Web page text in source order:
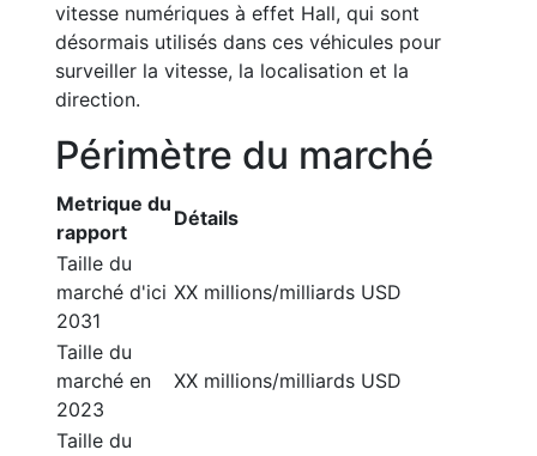
vitesse numériques à effet Hall, qui sont
désormais utilisés dans ces véhicules pour
surveiller la vitesse, la localisation et la
direction.
Périmètre du marché
Metrique du
rapport
Détails
Taille du
marché d'ici
2031
XX millions/milliards USD
Taille du
marché en
2023
XX millions/milliards USD
Taille du